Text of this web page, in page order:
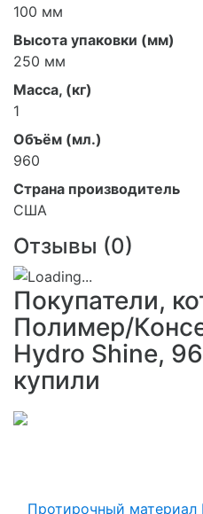
100 мм
Высота упаковки (мм)
250 мм
Масса, (кг)
1
Объём (мл.)
960
Страна производитель
США
Отзывы (0)
Покупатели,
Полимер/
Hydro Shine,
купили